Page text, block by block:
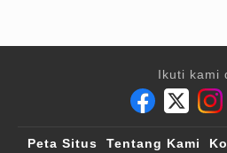
Ikuti kami
Peta Situs Tentang Kami